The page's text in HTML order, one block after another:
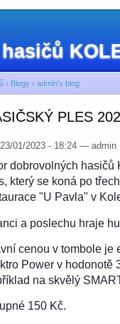
› Blogy › admin's blog
PLES
01/2023 - 18:24 — admin
dobrovolných hasičů
který se koná po
"U Pavla" v
a poslechu hraje
cenou v tombole je
Power v hodonotě
na skvělý
150 Kč.